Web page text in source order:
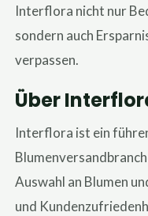
Interflora nicht nur
sondern auch
verpassen.
Über
Interflora ist ein
Auswahl an Blumen
und